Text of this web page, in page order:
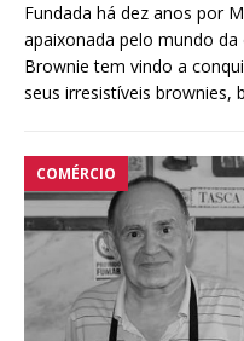
Fundada há dez anos por
apaixonada pelo mundo
Brownie tem vindo a
seus irresistíveis brownies,
COMÉRCIO